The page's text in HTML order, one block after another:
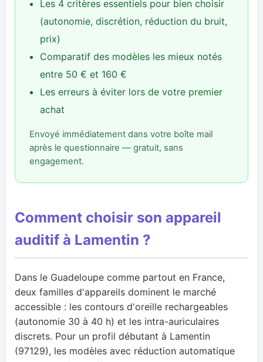
Les 4 critères essentiels pour bien choisir
(autonomie, discrétion, réduction du bruit,
prix)
Comparatif des modèles les mieux notés
entre 50 € et 160 €
Les erreurs à éviter lors de votre premier
achat
Envoyé immédiatement dans votre boîte mail
après le questionnaire — gratuit, sans
engagement.
Comment choisir son appareil
auditif à Lamentin ?
Dans le Guadeloupe comme partout en France,
deux familles d'appareils dominent le marché
accessible : les contours d'oreille rechargeables
(autonomie 30 à 40 h) et les intra-auriculaires
discrets. Pour un profil débutant à Lamentin
(97129), les modèles avec réduction automatique